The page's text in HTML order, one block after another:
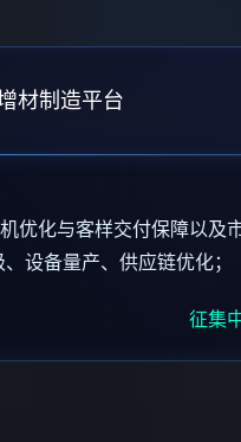
材制造平台
优化与客样交付保障以及
设备量产、供应链优化；
征集